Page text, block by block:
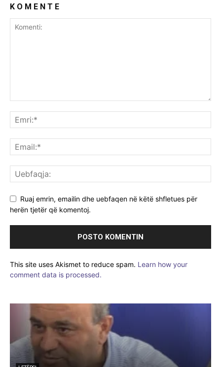
K O M E N T E
Ruaj emrin, emailin dhe uebfaqen në këtë shfletues për
herën tjetër që komentoj.
This site uses Akismet to reduce spam. Learn how your
comment data is processed.